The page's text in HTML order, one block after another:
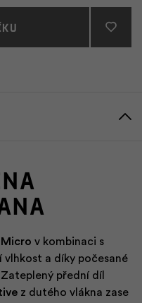
v kombinaci s
vlhkost a díky počesané
přední díl
z dutého vlákna zase